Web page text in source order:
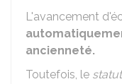
L'avancement
ancienneté.
Toutefois, le